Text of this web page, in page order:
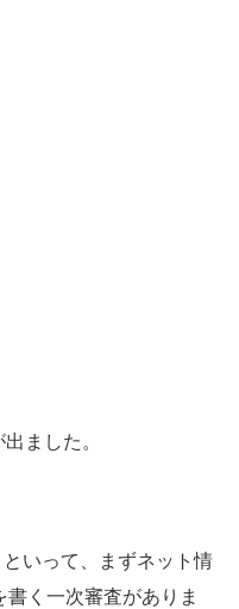
ました。
いって、まずネット情
く一次審査がありま